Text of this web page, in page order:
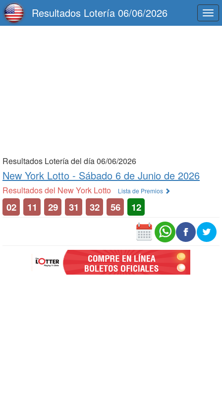
Resultados Lotería 06/06/2026
Resultados Lotería del día 06/06/2026
New York Lotto - Sábado 6 de Junio de 2026
Resultados del New York Lotto Lista de Premios
02 11 29 31 32 56 12